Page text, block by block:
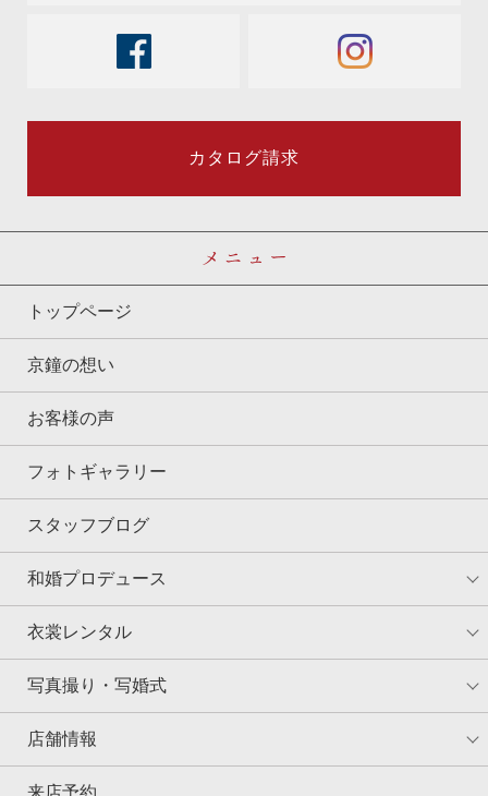
instagram
カタログ請求
トップページ
京鐘の想い
お客様の声
フォトギャラリー
スタッフブログ
和婚プロデュース
衣裳レンタル
写真撮り・写婚式
店舗情報
来店予約